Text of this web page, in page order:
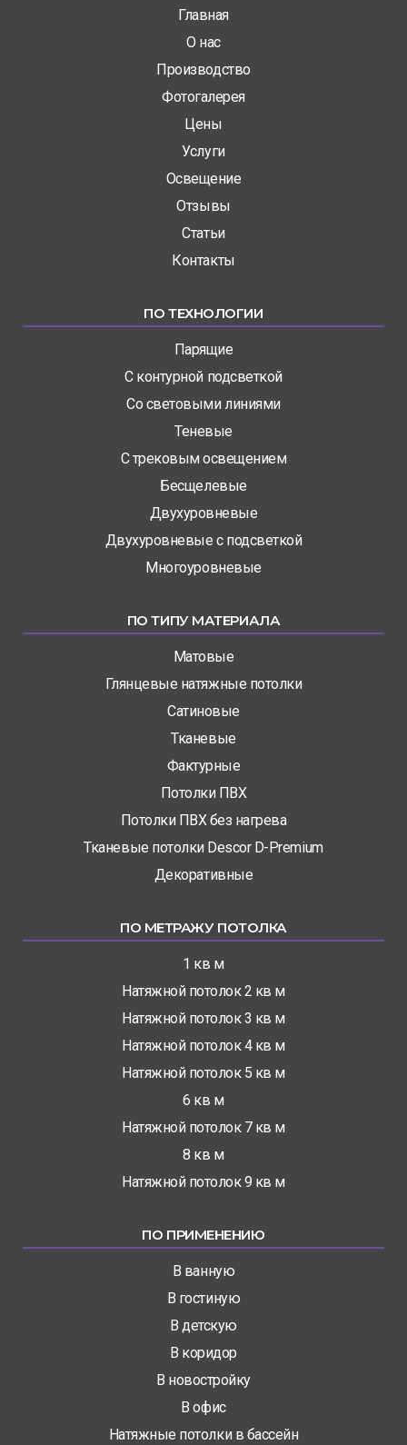
Главная
О нас
Производство
Фотогалерея
Цены
Услуги
Освещение
Отзывы
Статьи
Контакты
ПО ТЕХНОЛОГИИ
Парящие
С контурной подсветкой
Со световыми линиями
Теневые
С трековым освещением
Бесщелевые
Двухуровневые
Двухуровневые с подсветкой
Многоуровневые
ПО ТИПУ МАТЕРИАЛА
Матовые
Глянцевые натяжные потолки
Сатиновые
Тканевые
Фактурные
Потолки ПВХ
Потолки ПВХ без нагрева
Тканевые потолки Descor D-Premium
Декоративные
ПО МЕТРАЖУ ПОТОЛКА
1 кв м
Натяжной потолок 2 кв м
Натяжной потолок 3 кв м
Натяжной потолок 4 кв м
Натяжной потолок 5 кв м
6 кв м
Натяжной потолок 7 кв м
8 кв м
Натяжной потолок 9 кв м
ПО ПРИМЕНЕНИЮ
В ванную
В гостиную
В детскую
В коридор
В новостройку
В офис
Натяжные потолки в бассейн